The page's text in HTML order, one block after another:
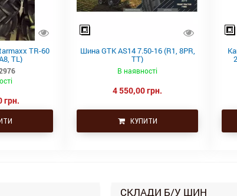
TR-60
TL)
грн.
Шина GTK AS14 7.50-16 (R1, 8PR,
TT)
В наявності
4 550,00 грн.
КУПИТИ
СКЛАДИ Б/У ШИН